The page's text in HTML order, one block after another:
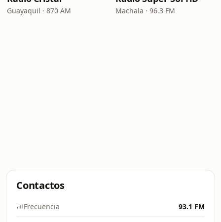
Guayaquil · 870 AM Machala · 96.3 FM
Contactos
Frecuencia 93.1 FM